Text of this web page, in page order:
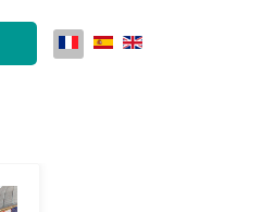
Sélectionnez votre langue